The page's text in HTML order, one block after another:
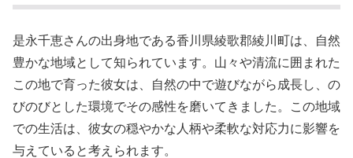
是永千恵さんの出身地である香川県綾歌郡綾川町は、自然
豊かな地域として知られています。山々や清流に囲まれた
この地で育った彼女は、自然の中で遊びながら成長し、の
びのびとした環境でその感性を磨いてきました。この地域
での生活は、彼女の穏やかな人柄や柔軟な対応力に影響を
与えていると考えられます。